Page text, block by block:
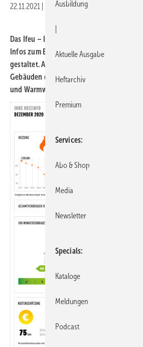
22.11.2021 Druckvorschau
Das Ifeu – Institut für Energie- und
Infos zum Energieverbrauch für
gestaltet. Auf nur einer A4-Seite haben die
Gebäuden damit in Zukunft ihre aktuellen
und Warmwasserverbräuche im Blick.
Ausbildung
Aktuelle Ausgabe
Heftarchiv
Premium
Services
Abo & Shop
Media
Newsletter
Specials
Kataloge
Meldungen
Podcast